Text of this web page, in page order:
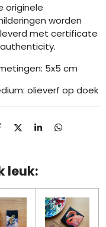
originele
worden
met certificate
5x5 cm
olieverf op doek
D S
e
D
leuk: